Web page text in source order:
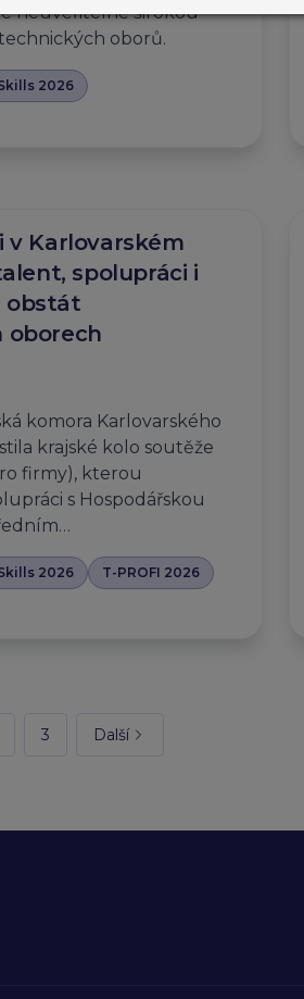
neuvěřitelně širokou
oborů.
2026
v Karlovarském
spolupráci i
obstát
oborech
komora Karlovarského
krajské kolo soutěže
firmy), kterou
s Hospodářskou
2026
T-PROFI 2026
3 Další